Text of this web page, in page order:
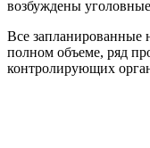
возбуждены
Все запланированные
полном объеме, ряд
контролирующих